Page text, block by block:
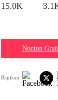
15.0K
Nonton
Bagikan